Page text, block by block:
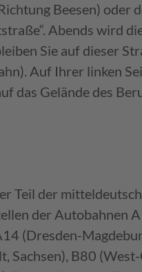
Beesen) oder
Abends wird
Sie auf dieser
Auf Ihrer linken
das Gelände des
Teil der
der Autobahnen
(Dresden-
Sachsen), B80